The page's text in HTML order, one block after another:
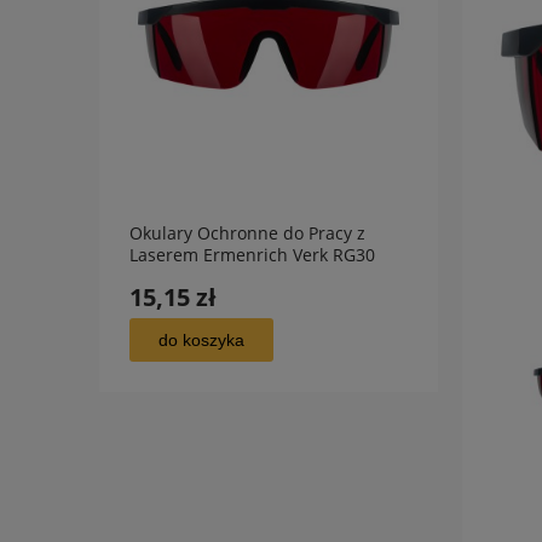
Okulary Ochronne do Pracy z
Laserem Ermenrich Verk RG30
15,15 zł
do koszyka